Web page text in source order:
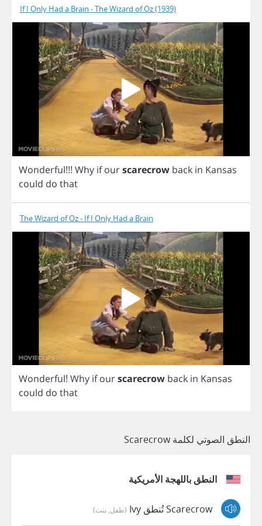
If I Only Had a Brain - The Wizard of Oz (1939)
Wonderful!!! Why if ourscarecrow back in Kansas
could do that
The Wizard of Oz - If I Only Had a Brain
Wonderful! Why if ourscarecrow back in Kansas
could do that
النطق الصوتي لكلمة Scarecrow
النطق باللهجة الأمريكية
Scarecrow تُنطق Ivy (طفل, بنت)